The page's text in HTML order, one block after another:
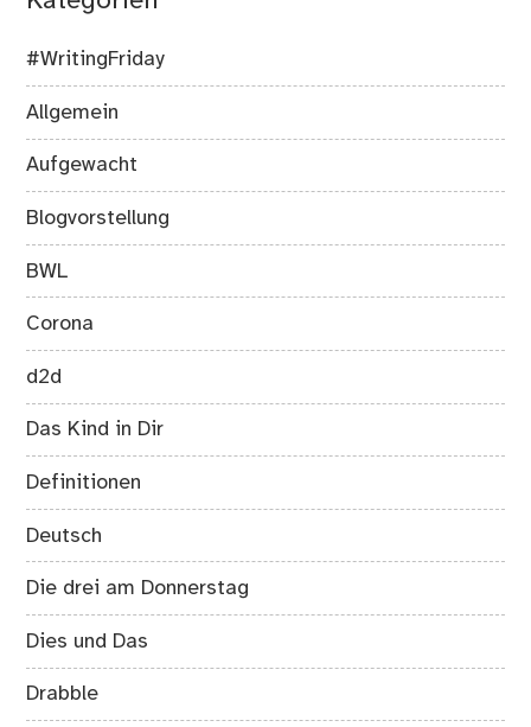
#WritingFriday
Allgemein
Aufgewacht
Blogvorstellung
BWL
Corona
d2d
Das Kind in Dir
Definitionen
Deutsch
Die drei am Donnerstag
Dies und Das
Drabble